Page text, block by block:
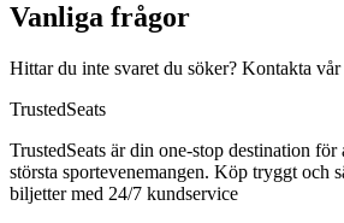
Vanliga frågor
Hittar du inte svaret du söker? Kontakta vår
TrustedSeats
TrustedSeats är din one-stop destination
största sportevenemangen. Köp tryggt och
biljetter med 24/7 kundservice